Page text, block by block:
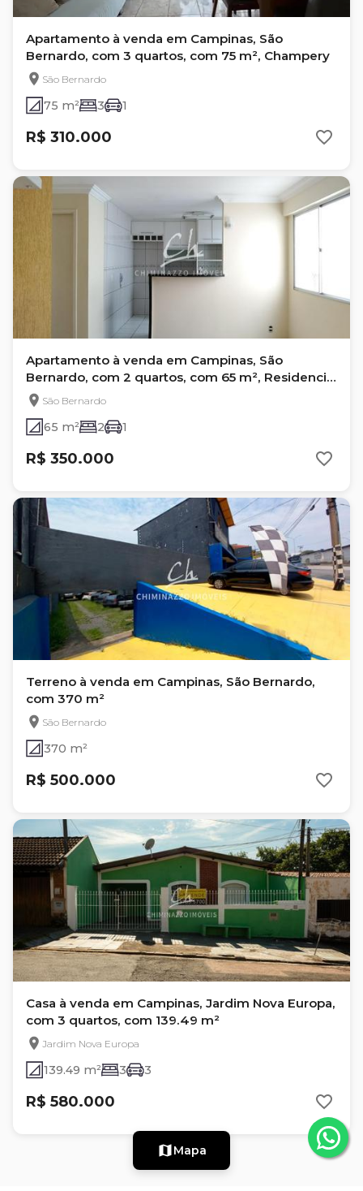
Apartamento à venda em Campinas, São
Bernardo, com 3 quartos, com 75 m², Champery
São Bernardo
75 m² 3 1
R$ 310.000
Apartamento à venda em Campinas, São
Bernardo, com 2 quartos, com 65 m², Residencial
ClaraSão Bernardo
65 m² 2 1
R$ 350.000
Terreno à venda em Campinas, São Bernardo,
com 370 m²
São Bernardo
370 m²
R$ 500.000
Casa à venda em Campinas, Jardim Nova Europa,
com 3 quartos, com 139.49 m²
Jardim Nova Europa
139.49 m² 3 3
R$ 580.000
Mapa